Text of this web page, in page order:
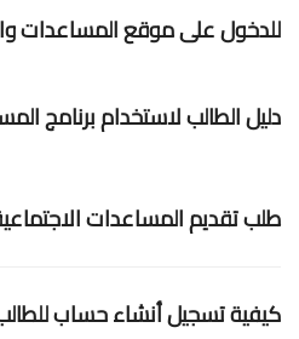
للدخول على موقع المساعدات
دليل الطالب لاستخدام برنامج
طلب تقديم المساعدات
كيفية تسجيل أنشاء حساب